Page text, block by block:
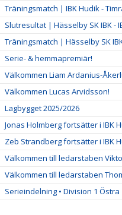
Träningsmatch | IBK Hudik -
Slutresultat | Hässelby SK IBK -
Träningsmatch | Hässelby SK
Serie- & hemmapremiär!
Välkommen Liam Ardanius-
Välkommen Lucas Arvidsson!
Lagbygget 2025/2026
Jonas Holmberg fortsätter i IBK
Zeb Strandberg fortsätter i IBK
Välkommen till ledarstaben
Välkommen till ledarstaben
Serieindelning • Division 1 Östra